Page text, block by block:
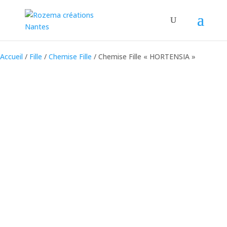
Accueil / Fille / Chemise Fille / Chemise Fille « HORTENSIA »